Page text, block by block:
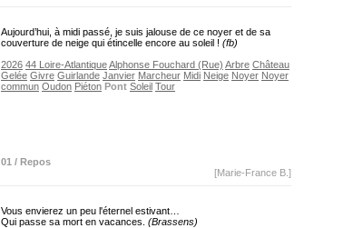
Aujourd’hui, à midi passé, je suis jalouse de ce noyer et de sa
couverture de neige qui étincelle encore au soleil ! (fb)
2026 44 Loire-AtlantiqueAlphonse Fouchard (Rue) Arbre Château
Gelée Givre Guirlande Janvier Marcheur Midi Neige Noyer Noyer
commun Oudon Piéton Pont Soleil Tour
01 / Repos
[Marie-France B.]
Vous envierez un peu l'éternel estivant…
Qui passe sa mort en vacances. (Brassens)